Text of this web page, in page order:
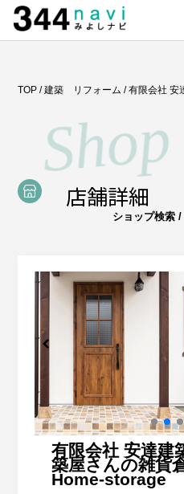
TOP /建築 リフォーム /有限会社 安
店舗詳細
ショップ検索
有限会社 安達建
築屋さんの雑貨
Home-storage
お店
みよし商
Our
事業
記帳相談指導
個別企業診断
労働保険事務委託
設備・運転資金の相談
優良従業員表彰
みよし
お
お問い